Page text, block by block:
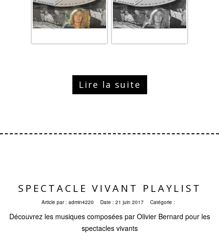
Lire la suite
SPECTACLE VIVANT PLAYLIST
Article par : admin4220 Date : 21 juin 2017 Catégorie :
Découvrez les musiques composées par Olivier Bernard pour les
spectacles vivants